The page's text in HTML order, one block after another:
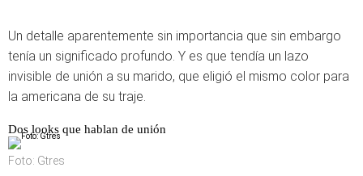
Un detalle aparentemente sin importancia que sin embargo
tenía un significado profundo. Y es que tendía un lazo
invisible de unión a su marido, que eligió el mismo color para
la americana de su traje.
Dos looks que hablan de unión
Foto: Gtres